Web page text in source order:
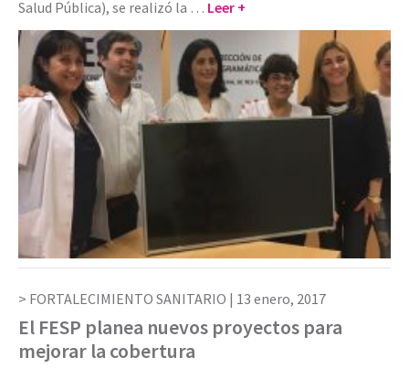
Salud Pública), se realizó la … Leer +
FORTALECIMIENTO SANITARIO | 13 enero, 2017
El FESP planea nuevos proyectos para
mejorar la cobertura